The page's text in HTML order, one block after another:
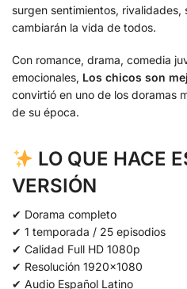
surgen sentimientos,
cambiarán la vida de todos.
Con romance, drama, comedia
emocionales, Los chicos son
convirtió en uno de los doramas
de su época.
LO QUE HACE
VERSIÓN
✔ Dorama completo
✔ 1 temporada / 25 episodios
✔ Calidad Full HD 1080p
✔ Resolución 1920×1080
✔ Audio Español Latino